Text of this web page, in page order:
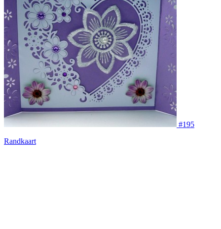
#195
Randkaart